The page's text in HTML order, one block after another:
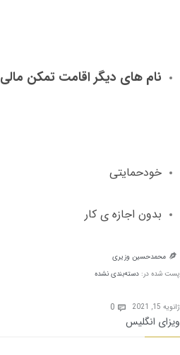
نام های دیگر اقامت تمکن مالی
خودحمایتی
بدون اجازه ی کار
 محمدحسین وزیری
پست شده در: دسته‌بندی نشده
ژانویه 15, 2021 
0
ویزای انگلیس